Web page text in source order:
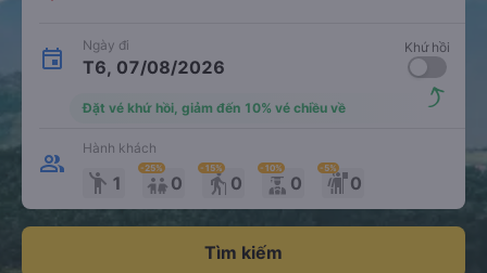
Ngày đi
T6, 07/08/2026
Khứ hồi
Đặt vé khứ hồi, giảm đến 10% vé chiều về
Hành khách
emoji_people 1 0
-25%
elderly 0
-15%
0
-10%
0
-5%
Tìm kiếm